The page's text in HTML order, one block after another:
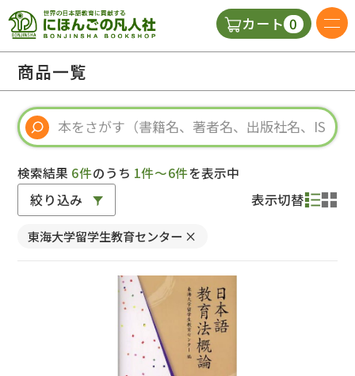
カート 0
視聴覚・補助教材
教師用参考書
商品一覧
検索結果 6件のうち 1件～6件を表示中
絞り込み 表示切替
東海大学留学生教育センター ×